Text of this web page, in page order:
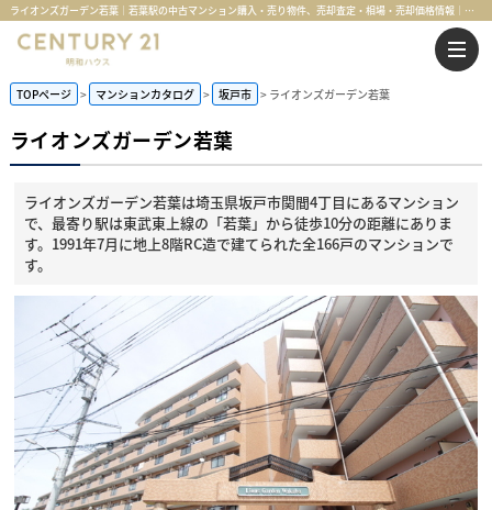
ライオンズガーデン若葉｜若葉駅の中古マンション購入・売り物件、売却査定・相場・売却価格情報｜埼玉県坂戸市関間4丁目のマンション情報｜センチュリー21明和ハウス
TOPページ マンションカタログ 坂戸市 ライオンズガーデン若葉
ライオンズガーデン若葉
ライオンズガーデン若葉は埼玉県坂戸市関間4丁目にあるマンション
で、最寄り駅は東武東上線の「若葉」から徒歩10分の距離にありま
す。1991年7月に地上8階RC造で建てられた全166戸のマンションで
す。